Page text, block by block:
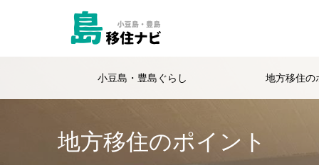
小豆島・豊島ぐらし 地方移住の
地方移住のポイント